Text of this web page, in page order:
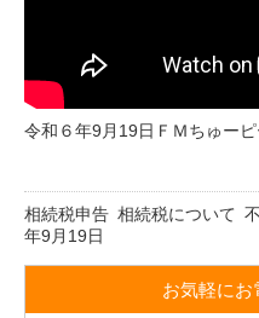
令和６年9月19日 ＦＭちゅー
相続税申告 相続税について
年9月19日
お気軽にお